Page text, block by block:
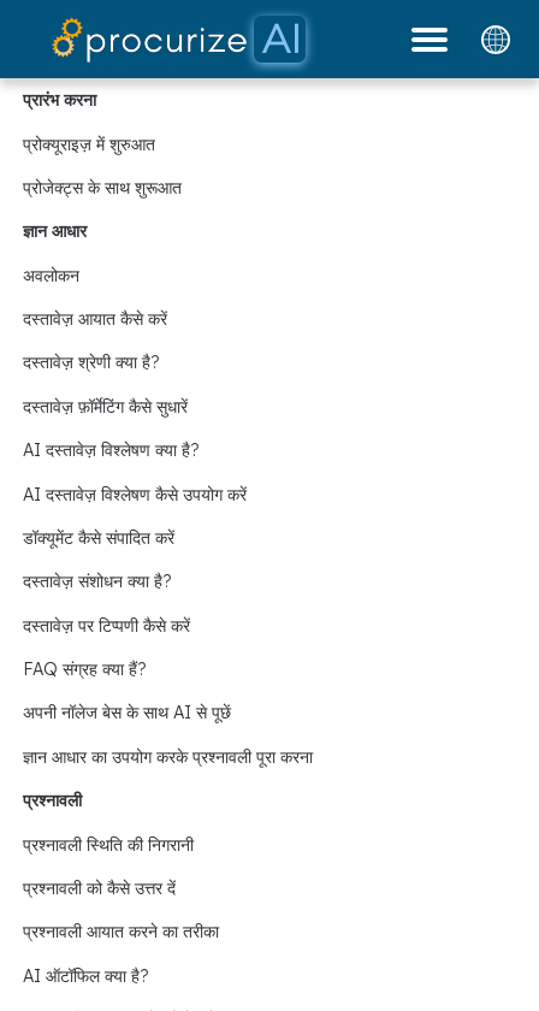
प्रारंभ करना
प्रोक्यूराइज़ में शुरुआत
प्रोजेक्ट्स के साथ शुरूआत
ज्ञान आधार
अवलोकन
दस्तावेज़ आयात कैसे करें
दस्तावेज़ श्रेणी क्या है?
दस्तावेज़ फ़ॉर्मेटिंग कैसे सुधारें
AI दस्तावेज़ विश्लेषण क्या है?
AI दस्तावेज़ विश्लेषण कैसे उपयोग करें
डॉक्यूमेंट कैसे संपादित करें
दस्तावेज़ संशोधन क्या है?
दस्तावेज़ पर टिप्पणी कैसे करें
FAQ संग्रह क्या हैं?
अपनी नॉलेज बेस के साथ AI से पूछें
ज्ञान आधार का उपयोग करके प्रश्नावली पूरा करना
प्रश्नावली
प्रश्नावली स्थिति की निगरानी
प्रश्नावली को कैसे उत्तर दें
प्रश्नावली आयात करने का तरीका
AI ऑटॉफिल क्या है?